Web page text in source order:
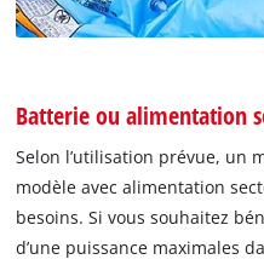
Batterie ou alimentation
Selon l’utilisation prévue, un
modèle avec alimentation
besoins. Si vous souhaitez
d’une puissance maximales